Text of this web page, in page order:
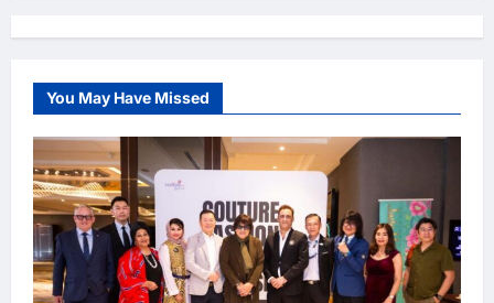
a
v
i
g
a
t
i
o
You May Have Missed